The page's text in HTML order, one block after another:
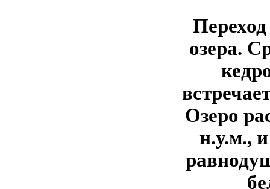
озера.
Озеро
н.у.м.,